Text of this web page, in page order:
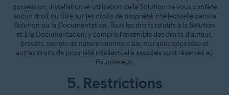
possession, installation et utilisation de la Solution ne vous confère
aucun droit ou titre sur les droits de propriété intellectuelle dans la
Solution ou la Documentation. Tous les droits relatifs à la Solution
et à la Documentation, y compris l'ensemble des droits d'auteur,
brevets, secrets de nature commerciale, marques déposées et
autres droits de propriété intellectuelle associés sont réservés au
Fournisseur.
5. Restrictions